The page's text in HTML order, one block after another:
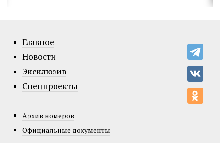
Главное
Новости
Эксклюзив
Спецпроекты
Архив номеров
Официальные документы